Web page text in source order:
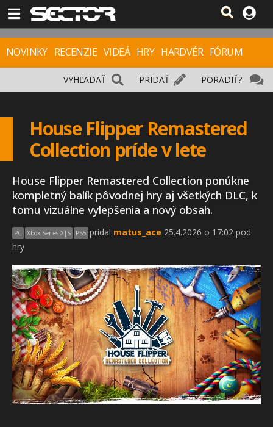
NOVINKY RECENZIE VIDEÁ HRY HARDVÉR FÓRUM
PORADIŤ?
PRIDAŤ
VYHĽADAŤ
House Flipper Remastered
Collection príde v lete
House Flipper Remastered Collection ponúkne
kompletný balík pôvodnej hry aj všetkých DLC, k
tomu vizuálne vylepšenia a nový obsah.
PC Xbox Series X|S PS5 pridal matus_ace 25.4.2026 o 17:02 pod
hry